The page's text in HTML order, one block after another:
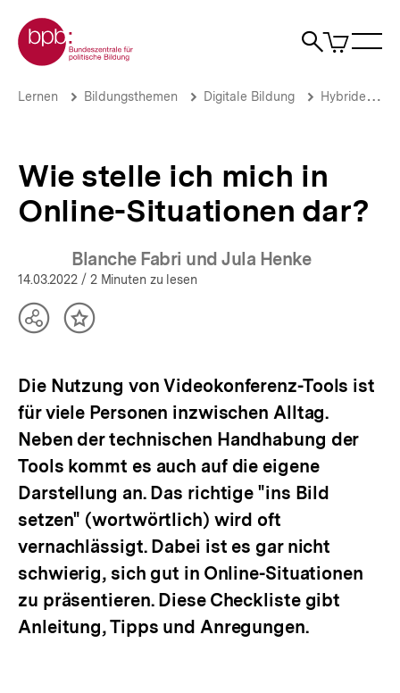
zum
Seiteninhalt
springen
Zur Startseite der bpb
Suche
Artikel
im
Wie
Online-
Situationen
dar?
Veranstaltungen
bpb.de
Brotkrümelnavigation
Pfadnavigation
Lernen Bildungsthemen Digitale Bildung Hybride Veranstaltungen
Wie stelle ich mich in
Online-Situationen dar?
Blanche Fabri und Jula Henke
14.03.2022 / 2 Minuten zu lesen
TeilenInhalt
Die Nutzung von Videokonferenz-Tools ist
für viele Personen inzwischen Alltag.
Neben der technischen Handhabung der
Tools kommt es auch auf die eigene
Darstellung an. Das richtige "ins Bild
setzen" (wortwörtlich) wird oft
vernachlässigt. Dabei ist es gar nicht
schwierig, sich gut in Online-Situationen
zu präsentieren. Diese Checkliste gibt
Anleitung, Tipps und Anregungen.